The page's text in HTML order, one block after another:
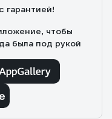
гарантией!
чтобы
была под рукой